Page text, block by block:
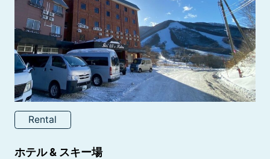
Rental
ホテル & スキー場